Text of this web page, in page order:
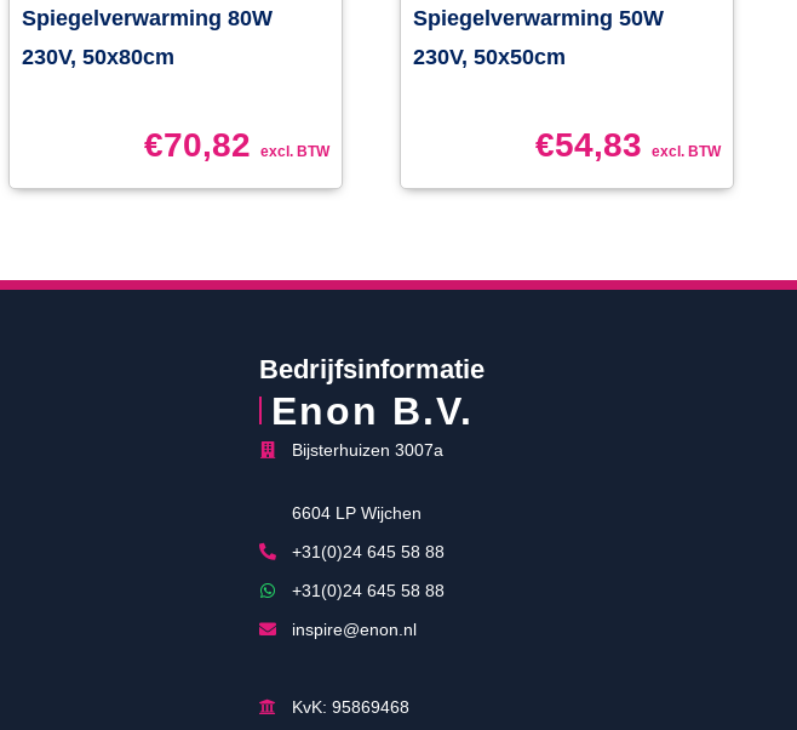
Spiegelverwarming 80W
230V, 50x80cm
€70,82 excl. BTW
Spiegelverwarming 50W
230V, 50x50cm
€54,83 excl. BTW
Bedrijfsinformatie
Enon B.V.
Bijsterhuizen 3007a
6604 LP Wijchen
+31(0)24 645 58 88
+31(0)24 645 58 88
inspire@enon.nl
KvK: 95869468